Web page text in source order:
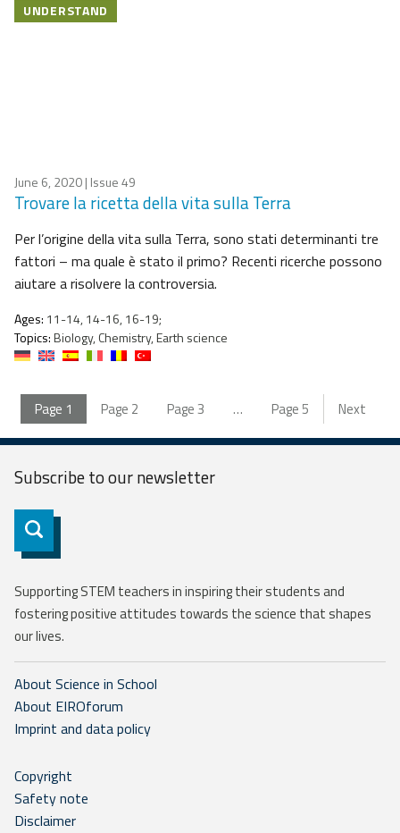
UNDERSTAND
June 6, 2020| Issue 49
Trovare la ricetta della vita sulla Terra
Per l’origine della vita sulla Terra, sono stati determinanti tre
fattori – ma quale è stato il primo? Recenti ricerche possono
aiutare a risolvere la controversia.
Ages: 11-14, 14-16, 16-19;
Topics:Biology, Chemistry, Earth science
Page 1 Page 2 Page3 … Page5 Next
Subscribe to ournewsletter
Subscribe
Supporting STEM teachers in inspiring their students and
fostering positive attitudes towards the science that shapes
our lives.
About Science in School
About EIROforum
Imprint and data policy
Copyright
Safety note
Disclaimer